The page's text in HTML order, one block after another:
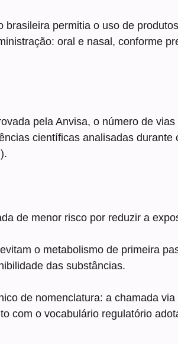
brasileira permitia o uso de
oral e nasal, conforme
pela Anvisa, o número de
científicas analisadas durante
de menor risco por reduzir a
o metabolismo de primeira
das substâncias.
de nomenclatura: a chamada
com o vocabulário regulatório